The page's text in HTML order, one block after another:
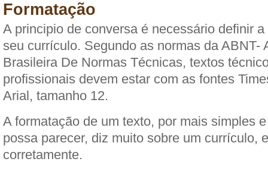
Formatação
A principio de conversa é necessário definir
seu currículo. Segundo as normas da ABNT-
Brasileira De Normas Técnicas, textos
profissionais devem estar com as fontes
Arial, tamanho 12.
A formatação de um texto, por mais simples
possa parecer, diz muito sobre um currículo,
corretamente.